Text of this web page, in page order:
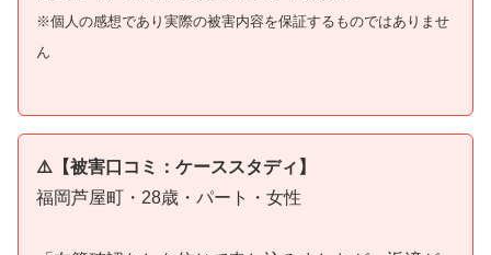
※個人の感想であり実際の被害内容を保証するものではありませ
ん
⚠️【被害口コミ：ケーススタディ】
福岡芦屋町・28歳・パート・女性